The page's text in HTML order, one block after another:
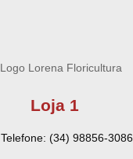
Loja 1
Telefone: (34) 98856-3086